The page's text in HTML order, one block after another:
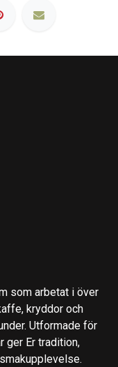
som arbetat i över
kryddor och
Utformade för
ger Er tradition,